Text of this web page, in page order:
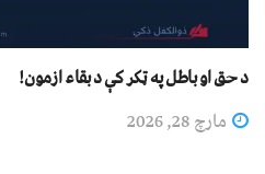
د حق او باطل په ټکر کې د بقاء ازمون!
مارچ 28, 2026